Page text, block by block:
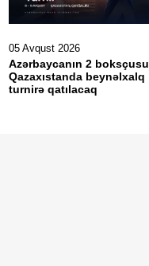
05 Avqust 2026
Azərbaycanın 2 boksçusu
Qazaxıstanda beynəlxalq
turnirə qatılacaq